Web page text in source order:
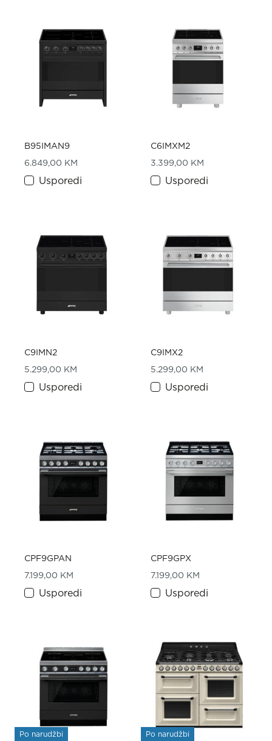
B95IMAN9
6.849,00 KM
Usporedi
C6IMXM2
3.399,00 KM
Usporedi
C9IMN2
5.299,00 KM
Usporedi
C9IMX2
5.299,00 KM
Usporedi
CPF9GPAN
7.199,00 KM
Usporedi
CPF9GPX
7.199,00 KM
Usporedi
Po narudžbi Po narudžbi